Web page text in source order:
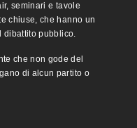
seminari e tavole
chiuse, che hanno un
dibattito pubblico.
che non gode del
di alcun partito o